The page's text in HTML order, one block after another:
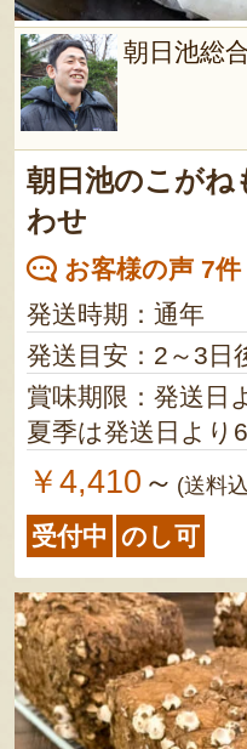
朝日池総
朝日池のこがね
わせ
お客様の声 7件
発送時期：通年
発送目安：2～3日
賞味期限：発送日
夏季は発送日より
￥4,410 ～ (送料
受付中 のし可